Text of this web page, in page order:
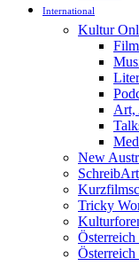
International
Kultur
Art,
New
Tricky